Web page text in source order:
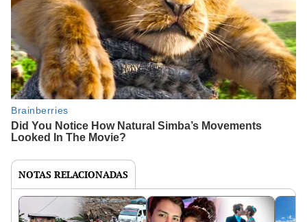
NOTAS RELACIONADAS